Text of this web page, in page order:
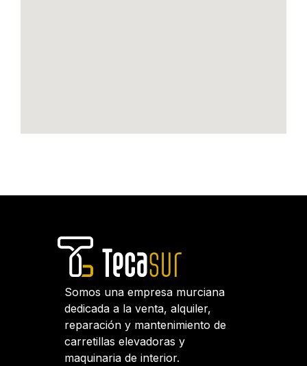
Somos una empresa murciana
dedicada a la venta, alquiler,
reparación y mantenimiento de
carretillas elevadoras y
maquinaria de interior.